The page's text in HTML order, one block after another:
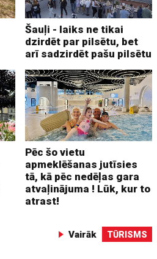
Šauļi - laiks ne tikai
dzirdēt par pilsētu, bet
arī sadzirdēt pašu pilsētu
Pēc šo vietu
apmeklēšanas jutīsies
tā, kā pēc nedēļas gara
atvaļinājuma ! Lūk, kur to
atrast!
Vairāk TŪRISMS